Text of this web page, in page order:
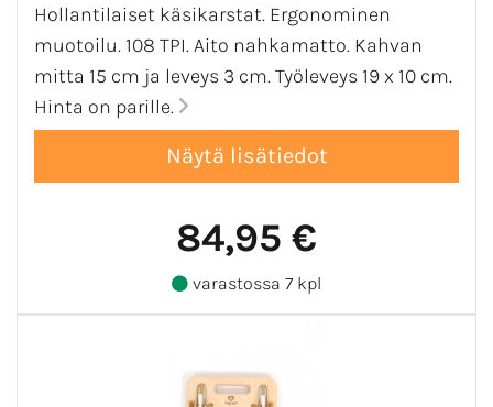
Hollantilaiset käsikarstat. Ergonominen
muotoilu. 108 TPI. Aito nahkamatto. Kahvan
mitta 15 cm ja leveys 3 cm. Työleveys 19 x 10 cm.
Hinta on parille.
84,95 €
varastossa 7 kpl